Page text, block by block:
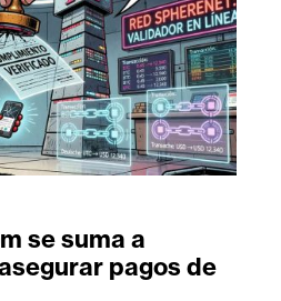
se suma a
pagos de